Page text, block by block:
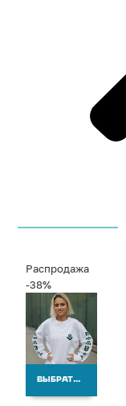
Распродажа
-38%
ВЫБРАТЬ ВАРИАНТЫ